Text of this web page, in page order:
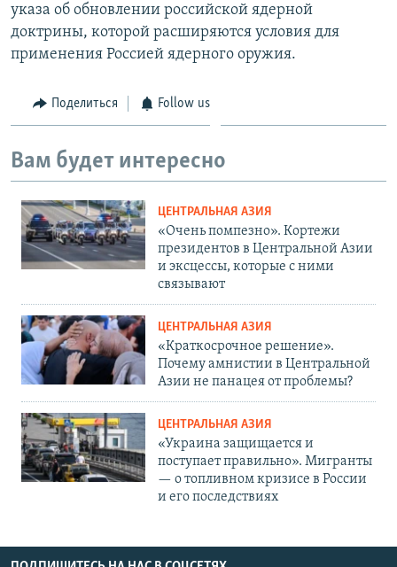
указа об обновлении российской ядерной
доктрины, которой расширяются условия для
применения Россией ядерного оружия.
Поделиться Follow us
Вам будет интересно
ЦЕНТРАЛЬНАЯ АЗИЯ
«Очень помпезно». Кортежи
президентов в Центральной Азии
и эксцессы, которые с ними
связывают
ЦЕНТРАЛЬНАЯ АЗИЯ
«Краткосрочное решение».
Почему амнистии в Центральной
Азии не панацея от проблемы?
ЦЕНТРАЛЬНАЯ АЗИЯ
«Украина защищается и
поступает правильно». Мигранты
— о топливном кризисе в России
и его последствиях